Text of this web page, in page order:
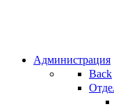
Администрация
Back